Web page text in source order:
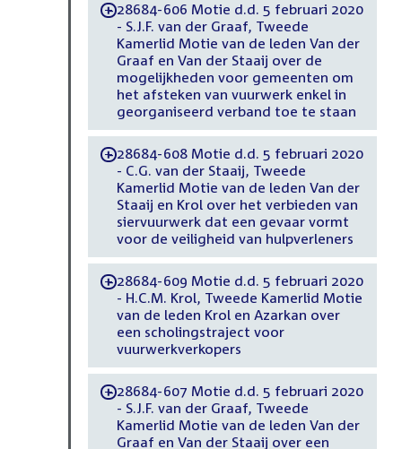
-28684-606 Motie d.d. 5 februari 2020
- S.J.F. van der Graaf, Tweede
Kamerlid Motie van de leden Van der
Graaf en Van der Staaij over de
mogelijkheden voor gemeenten om
het afsteken van vuurwerk enkel in
georganiseerd verband toe te staan
-28684-608 Motie d.d. 5 februari 2020
- C.G. van der Staaij, Tweede
Kamerlid Motie van de leden Van der
Staaij en Krol over het verbieden van
siervuurwerk dat een gevaar vormt
voor de veiligheid van hulpverleners
-28684-609 Motie d.d. 5 februari 2020
- H.C.M. Krol, Tweede Kamerlid Motie
van de leden Krol en Azarkan over
een scholingstraject voor
vuurwerkverkopers
-28684-607 Motie d.d. 5 februari 2020
- S.J.F. van der Graaf, Tweede
Kamerlid Motie van de leden Van der
Graaf en Van der Staaij over een